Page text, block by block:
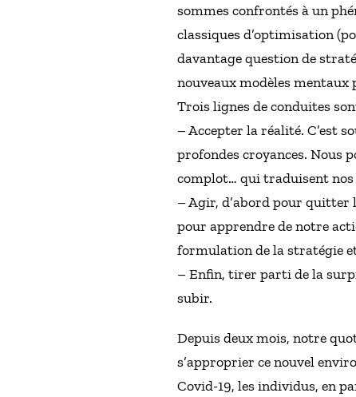
sommes confrontés à un
classiques d’optimisation
davantage question de
nouveaux modèles mentaux
Trois lignes de conduites
– Accepter la réalité. C’est
profondes croyances. Nous
complot… qui traduisent
– Agir, d’abord pour quitter
pour apprendre de notre
formulation de la stratégie
– Enfin, tirer parti de la
subir.
Depuis deux mois, notre
s’approprier ce nouvel
Covid-19, les individus, en